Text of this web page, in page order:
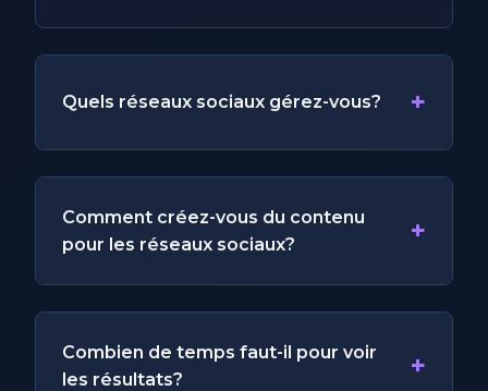
Quels réseaux sociaux gérez-vous? +
Comment créez-vous du contenu
pour les réseaux sociaux?
+
Combien de temps faut-il pour voir
les résultats?
+